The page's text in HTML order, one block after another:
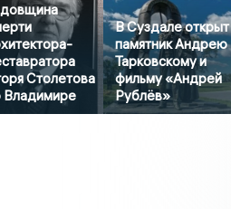
Столетова
Владимире
В Суздале открыт
памятник Андрею
Тарковскому и
фильму «Андрей
Рублёв»